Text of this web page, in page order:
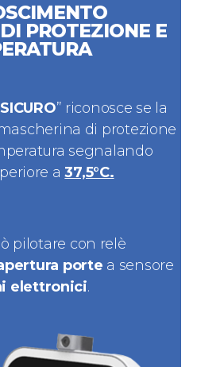
PROTEZIONE E
” riconosce se la
di protezione
segnalando
a37,5°C.
pilotare con relè
porte a sensore
elettronici.